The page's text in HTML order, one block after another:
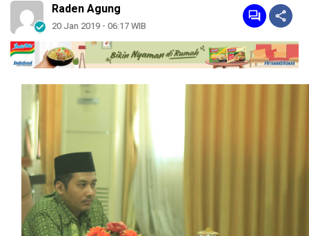
Raden Agung
20 Jan 2019 - 06:17 WIB